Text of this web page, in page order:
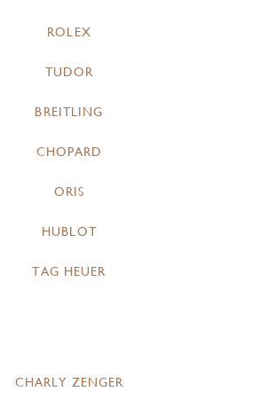
ROLEX
TUDOR
BREITLING
CHOPARD
ORIS
HUBLOT
TAG HEUER
CHARLY ZENGER